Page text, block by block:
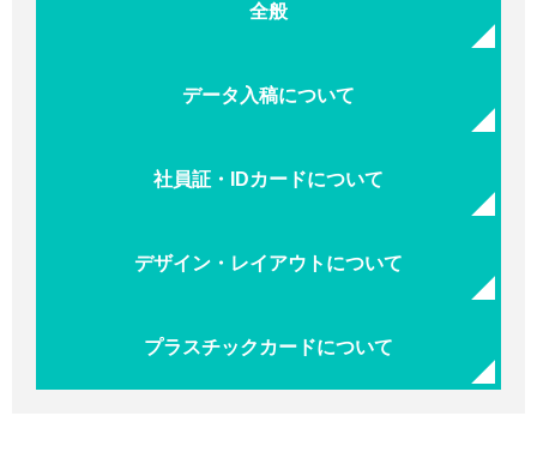
全般
データ入稿について
社員証・IDカードについて
デザイン・レイアウトについて
プラスチックカードについて